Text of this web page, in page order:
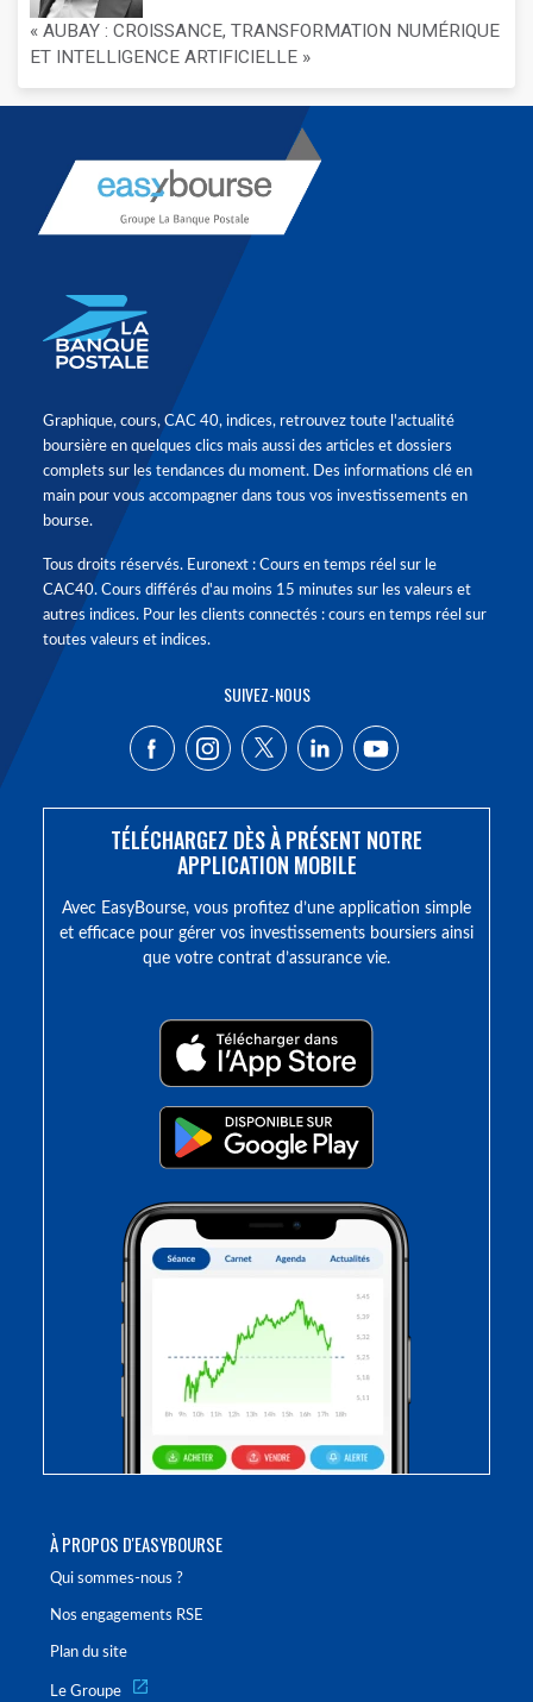
« AUBAY : CROISSANCE, TRANSFORMATION NUMÉRIQUE
ET INTELLIGENCE ARTIFICIELLE »
À PROPOS D'EASYBOURSE
Qui sommes-nous ?
Nos engagements RSE
Plan du site
Le Groupe
Graphique, cours, CAC 40, indices, retrouvez toute l'actualité
boursière en quelques clics mais aussi des articles et dossiers
complets sur les tendances du moment. Des informations clé en
main pour vous accompagner dans tous vos investissements en
bourse.
Tous droits réservés. Euronext : Cours en temps réel sur le
CAC40. Cours différés d'au moins 15 minutes sur les valeurs et
autres indices. Pour les clients connectés : cours en temps réel sur
toutes valeurs et indices.
SUIVEZ-NOUS
TÉLÉCHARGEZ DÈS À PRÉSENT NOTRE
APPLICATION MOBILE
Avec EasyBourse, vous profitez d’une application simple
et efficace pour gérer vos investissements boursiers ainsi
que votre contrat d’assurance vie.